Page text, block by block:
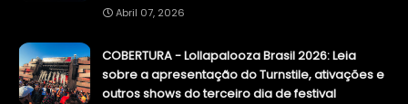
Abril 07, 2026
COBERTURA - Lollapalooza Brasil 2026: Leia
sobre a apresentação do Turnstile, ativações e
outros shows do terceiro dia de festival